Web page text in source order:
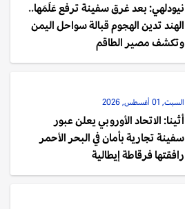
نيودلهي: بعد غرق سفينة ترفع عَلَمَها..
الهند تدين الهجوم قبالة سواحل اليمن
وتكشف مصير الطاقم
السبت, 01 أغسطس, 2026
أثينا: الاتحاد الأوروبي يعلن عبور
سفينة تجارية بأمان في البحر الأحمر
رافقتها فرقاطة إيطالية